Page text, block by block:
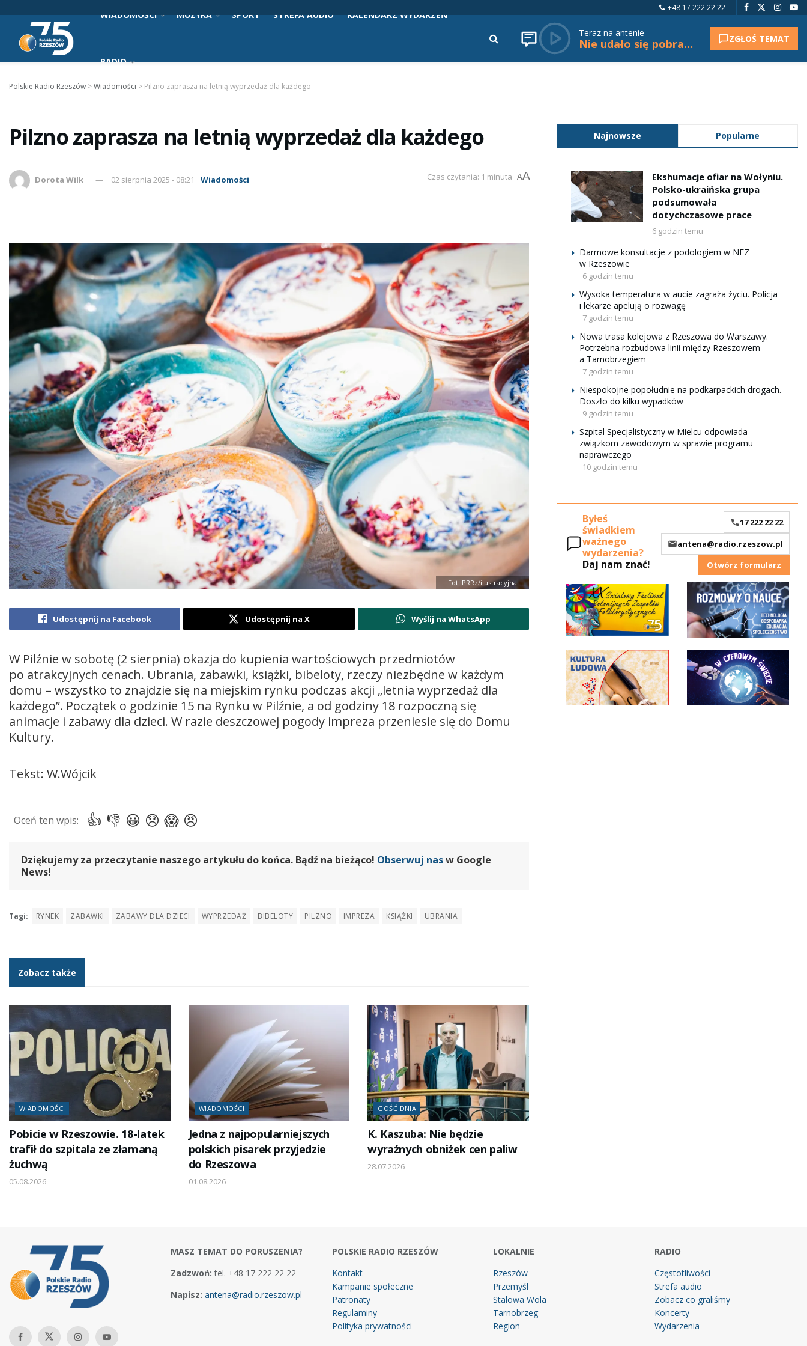
+48 17 222 22 22
WIADOMOŚCI MUZYKA SPORT STREFA AUDIO KALENDARZ WYDARZEŃ
RADIO
Teraz na antenie
Nie udało się pobrać tytułu. ZGŁOŚ TEMAT
Polskie Radio Rzeszów >Wiadomości > Pilzno zaprasza na letnią wyprzedaż dla każdego
Pilzno zaprasza na letnią wyprzedaż dla każdego
Dorota Wilk 02 sierpnia 2025 - 08:21 Wiadomości Czas czytania: 1 minuta AA
Fot. PRRz/ilustracyjna
Udostępnij na Facebook Udostępnij na X Wyślij na WhatsApp
W Pilźnie w sobotę (2 sierpnia) okazja do kupienia wartościowych przedmiotów
po atrakcyjnych cenach. Ubrania, zabawki, książki, bibeloty, rzeczy niezbędne w każdym
domu – wszystko to znajdzie się na miejskim rynku podczas akcji „letnia wyprzedaż dla
każdego”. Początek o godzinie 15 na Rynku w Pilźnie, a od godziny 18 rozpoczną się
animacje i zabawy dla dzieci. W razie deszczowej pogody impreza przeniesie się do Domu
Kultury.
Tekst: W.Wójcik
Dziękujemy za przeczytanie naszego artykułu do końca. Bądź na bieżąco! Obserwuj nasw Google
News!
Tagi: RYNEK ZABAWKI ZABAWY DLA DZIECI WYPRZEDAŻ BIBELOTY PILZNO IMPREZA KSIĄŻKI UBRANIA
Zobacz także
WIADOMOŚCI
Pobicie w Rzeszowie. 18-latek
trafił do szpitala ze złamaną
żuchwą
05.08.2026
WIADOMOŚCI
Jedna z najpopularniejszych
polskich pisarek przyjedzie
do Rzeszowa
01.08.2026
GOŚĆ DNIA
K. Kaszuba: Nie będzie
wyraźnych obniżek cen paliw
28.07.2026
Najnowsze Popularne
Ekshumacje ofiar na Wołyniu.
Polsko-ukraińska grupa
podsumowała
dotychczasowe prace
6 godzin temu
Darmowe konsultacje z podologiem w NFZ
w Rzeszowie
6 godzin temu
Wysoka temperatura w aucie zagraża życiu. Policja
i lekarze apelują o rozwagę
7 godzin temu
Nowa trasa kolejowa z Rzeszowa do Warszawy.
Potrzebna rozbudowa linii między Rzeszowem
a Tarnobrzegiem
7 godzin temu
Niespokojne popołudnie na podkarpackich drogach.
Doszło do kilku wypadków
9 godzin temu
Szpital Specjalistyczny w Mielcu odpowiada
związkom zawodowym w sprawie programu
naprawczego
10 godzin temu
Byłeś
świadkiem
ważnego
wydarzenia?
Daj nam znać!
17 222 22 22
antena@radio.rzeszow.pl
Otwórz formularz
MASZ TEMAT DO PORUSZENIA?
Zadzwoń: tel. +48 17 222 22 22
Napisz: antena@radio.rzeszow.pl
POLSKIE RADIO RZESZÓW
Kontakt
Kampanie społeczne
Patronaty
Regulaminy
Polityka prywatności
LOKALNIE
Rzeszów
Przemyśl
Stalowa Wola
Tarnobrzeg
Region
RADIO
Częstotliwości
Strefa audio
Zobacz co graliśmy
Koncerty
Wydarzenia